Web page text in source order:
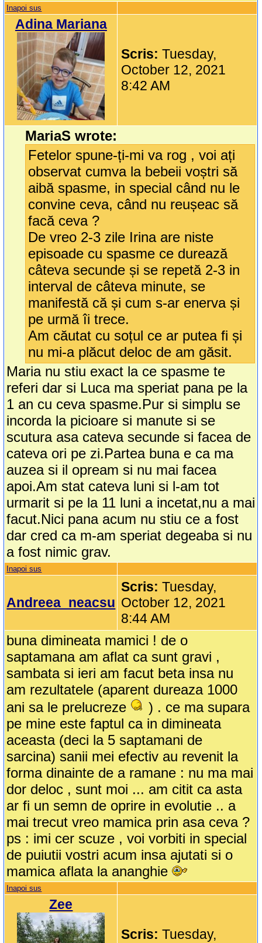
Inapoi sus
Adina Mariana
Scris:Tuesday,
October 12, 2021
8:42 AM
MariaS wrote:
Fetelor spune-ți-mi va rog , voi ați
observat cumva la bebeii voștri să
aibă spasme, in special când nu le
convine ceva, când nu reușeac să
facă ceva ?
De vreo 2-3 zile Irina are niste
episoade cu spasme ce durează
câteva secunde și se repetă 2-3 in
interval de câteva minute, se
manifestă că și cum s-ar enerva și
pe urmă îi trece.
Am căutat cu soțul ce ar putea fi și
nu mi-a plăcut deloc de am găsit.
Maria nu stiu exact la ce spasme te
referi dar si Luca ma speriat pana pe la
1 an cu ceva spasme.Pur si simplu se
incorda la picioare si manute si se
scutura asa cateva secunde si facea de
cateva ori pe zi.Partea buna e ca ma
auzea si il opream si nu mai facea
apoi.Am stat cateva luni si l-am tot
urmarit si pe la 11 luni a incetat,nu a mai
facut.Nici pana acum nu stiu ce a fost
dar cred ca m-am speriat degeaba si nu
a fost nimic grav.
Inapoi sus
Andreea_neacsu
Scris:Tuesday,
October 12, 2021
8:44 AM
buna dimineata mamici ! de o
saptamana am aflat ca sunt gravi ,
sambata si ieri am facut beta insa nu
am rezultatele (aparent dureaza 1000
ani sa le prelucreze
) . ce ma supara
pe mine este faptul ca in dimineata
aceasta (deci la 5 saptamani de
sarcina) sanii mei efectiv au revenit la
forma dinainte de a ramane : nu ma mai
dor deloc , sunt moi ... am citit ca asta
ar fi un semn de oprire in evolutie .. a
mai trecut vreo mamica prin asa ceva ?
ps : imi cer scuze , voi vorbiti in special
de puiutii vostri acum insa ajutati si o
mamica aflata la ananghie
Inapoi sus
Zee
Scris:Tuesday,